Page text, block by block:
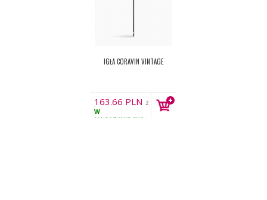
IGŁA CORAVIN VINTAGE
163.66 PLN z
VAT
W
MAGAZYNIE 8KS